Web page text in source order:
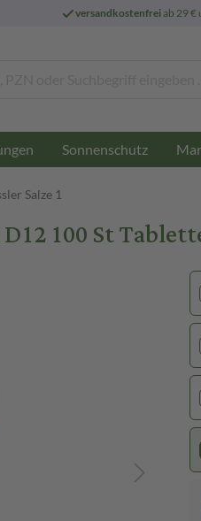
versandkostenfreiab 29 €
Sonnenschutz
Salze 1
100 St